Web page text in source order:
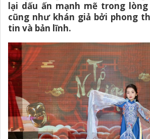
lại dấu ấn mạnh mẽ trong
cũng như khán giả bởi phong
tin và bản lĩnh.